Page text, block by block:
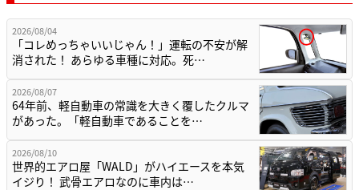
2026/08/04
「コレめっちゃいいじゃん！」運転の不安が解
消された！ あらゆる車種に対応。死…
2026/08/07
64年前、軽自動車の常識を大きく覆したクルマ
があった。「軽自動車であることを…
2026/08/10
世界的エアロ屋「WALD」がハイエースを本気
イジり！ 武骨エアロなのに車内は…